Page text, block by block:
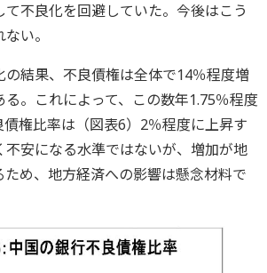
不良化を回避していた。今後はこう
い。
の結果、不良債権は全体で14％程度増
。これによって、この数年1.75％程度
債権比率は（図表6）2％程度に上昇す
不安になる水準ではないが、増加が地
め、地方経済への影響は懸念材料で